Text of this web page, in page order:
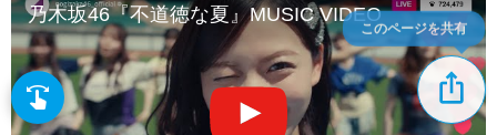
乃木坂46『不道徳な夏』MUSIC VIDEO
ios_share
このページを共有
swipe 指先で音楽をブラウズ